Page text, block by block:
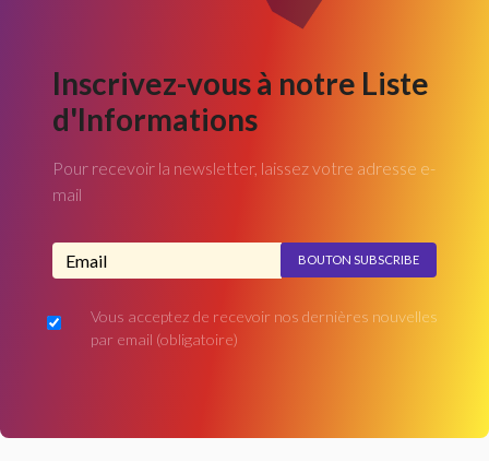
Inscrivez-vous à notre Liste
d'Informations
Pour recevoir la newsletter, laissez votre adresse e-
mail
Adresse email...
Vous acceptez de recevoir nos dernières nouvelles
par email (obligatoire)